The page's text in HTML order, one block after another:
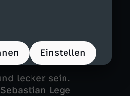
Einstellen
die
lecker sein.
Lege